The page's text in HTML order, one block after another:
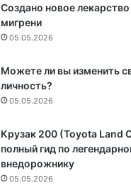
Создано новое
мигрени
05.05.2026
Можете ли вы изменить
личность?
05.05.2026
Крузак 200 (Toyota Land
полный гид по
внедорожнику
05.05.2026